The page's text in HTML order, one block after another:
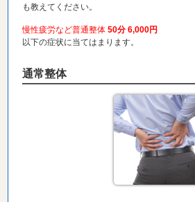
も教えてください。
慢性疲労など普通整体50分 6,000円
以下の症状に当てはまります。
通常整体